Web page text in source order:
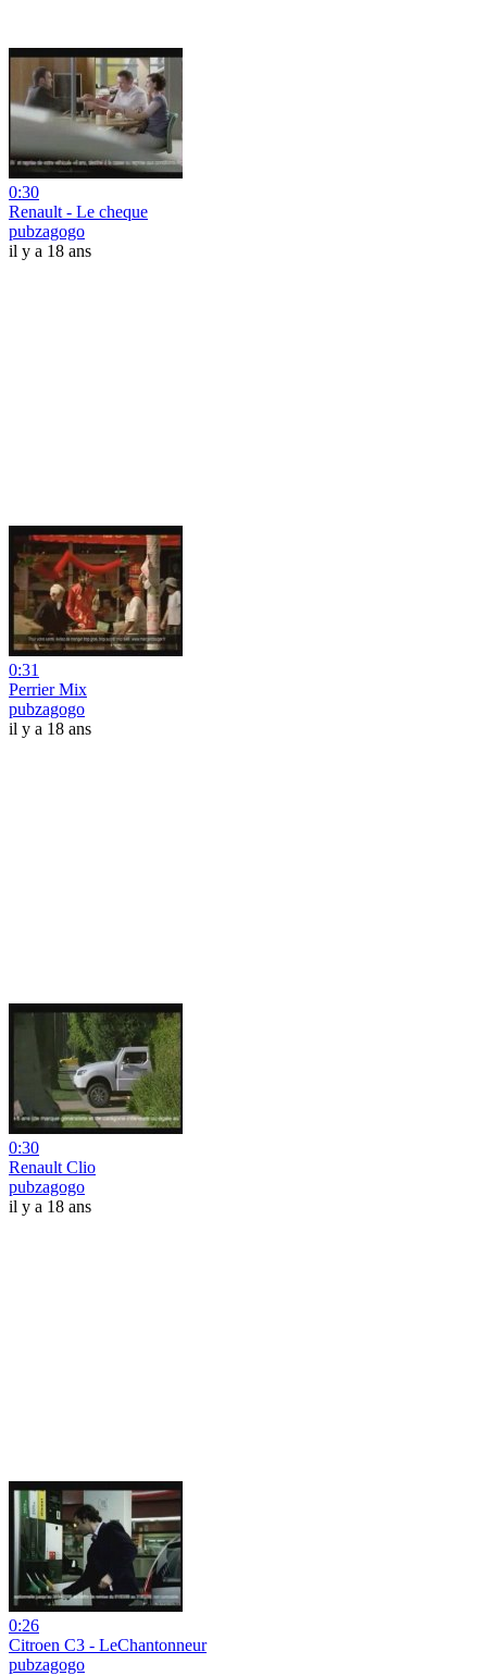
0:30
Renault - Le cheque
pubzagogo
il y a 18 ans
0:31
Perrier Mix
pubzagogo
il y a 18 ans
0:30
Renault Clio
pubzagogo
il y a 18 ans
0:26
Citroen C3 - LeChantonneur
pubzagogo